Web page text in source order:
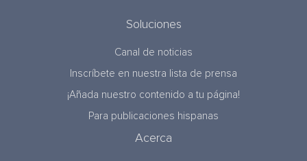
Soluciones
Canal de noticias
Inscríbete en nuestra lista de prensa
¡Añada nuestro contenido a tu página!
Para publicaciones hispanas
Acerca